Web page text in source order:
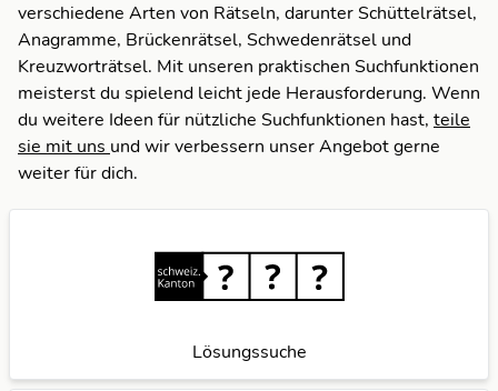
verschiedene Arten von Rätseln, darunter Schüttelrätsel,
Anagramme, Brückenrätsel, Schwedenrätsel und
Kreuzworträtsel. Mit unseren praktischen Suchfunktionen
meisterst du spielend leicht jede Herausforderung. Wenn
du weitere Ideen für nützliche Suchfunktionen hast, teile
sie mit uns und wir verbessern unser Angebot gerne
weiter für dich.
Lösungssuche